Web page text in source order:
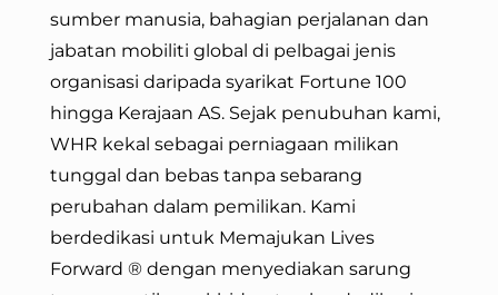
sumber manusia, bahagian perjalanan dan
jabatan mobiliti global di pelbagai jenis
organisasi daripada syarikat Fortune 100
hingga Kerajaan AS. Sejak penubuhan kami,
WHR kekal sebagai perniagaan milikan
tunggal dan bebas tanpa sebarang
perubahan dalam pemilikan. Kami
berdedikasi untuk Memajukan Lives
Forward ® dengan menyediakan sarung